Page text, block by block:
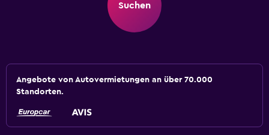
Suchen
Angebote von Autovermietungen an über 70.000
Standorten.